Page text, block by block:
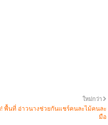
ใหม่กว่า
พื้นที่ อ่าวนางช่วยกันแชร์คนละไม้คนละ
มือ